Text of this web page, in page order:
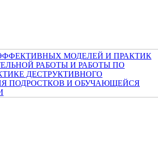
МОДЕЛЕЙ И ПРАКТИК
РАБОТЫ И РАБОТЫ ПО
ДЕСТРУКТИВНОГО
ПОДРОСТКОВ И ОБУЧАЮЩЕЙСЯ